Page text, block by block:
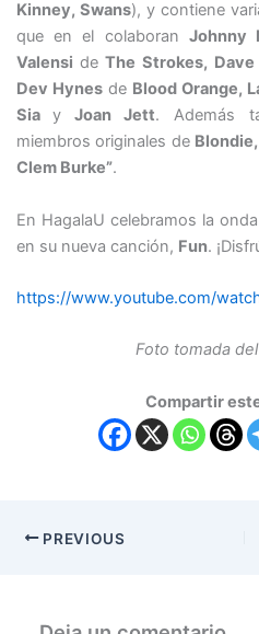
Kinney, Swans), y contiene
que en el colaboran Johnny
Valensi de The Strokes,
Dev Hynesde Blood Orange,
Siay Joan Jett. Además
miembros originales de
Clem Burke”.
En HagalaU celebramos la
en su nueva canción, Fun.
https://www.youtube.com/
Foto tomada
Compartir
PREVIOUS